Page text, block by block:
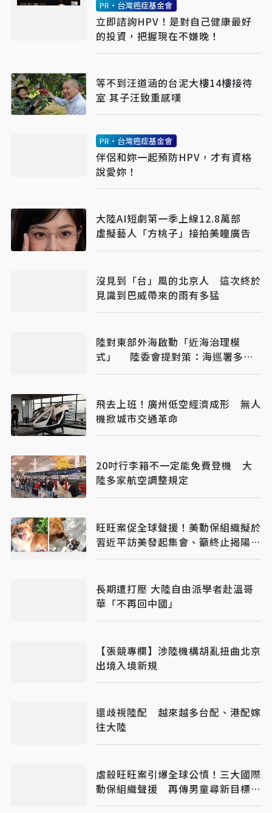
PR・台灣癌症基金會
立即諮詢HPV！是對自己健康最好
的投資，把握現在不嫌晚！
等不到汪道涵的台泥大樓14樓接待
室 其子汪致重感嘆
PR・台灣癌症基金會
伴侶和妳一起預防HPV，才有資格
說愛妳！
大陸AI短劇第一季上線12.8萬部
虛擬藝人「方桃子」接拍美瞳廣告
沒見到「台」風的北京人 這次終於
見識到巴威帶來的雨有多猛
陸對東部外海啟動「近海治理模
式」 陸委會提對策：海巡署多加
油
飛去上班！廣州低空經濟成形 無人
機掀城市交通革命
20吋行李箱不一定能免費登機 大
陸多家航空調整規定
旺旺案促全球聲援！美動保組織擬於
習近平訪美發起集會、籲終止揭陽姐
妹市
長期遭打壓 大陸自由派學者赴溫哥
華「不再回中國」
【張競專欄】涉陸機構胡亂扭曲北京
出境入境新規
還歧視陸配 越來越多台配、港配嫁
往大陸
虐殺旺旺案引爆全球公憤！三大國際
動保組織聲援 再傳男童尋新目標下
手